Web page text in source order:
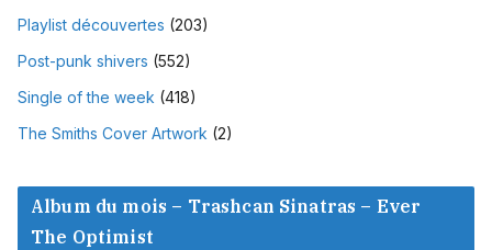
Playlist découvertes (203)
Post-punk shivers (552)
Single of the week (418)
The Smiths Cover Artwork (2)
Album du mois – Trashcan Sinatras – Ever
The Optimist